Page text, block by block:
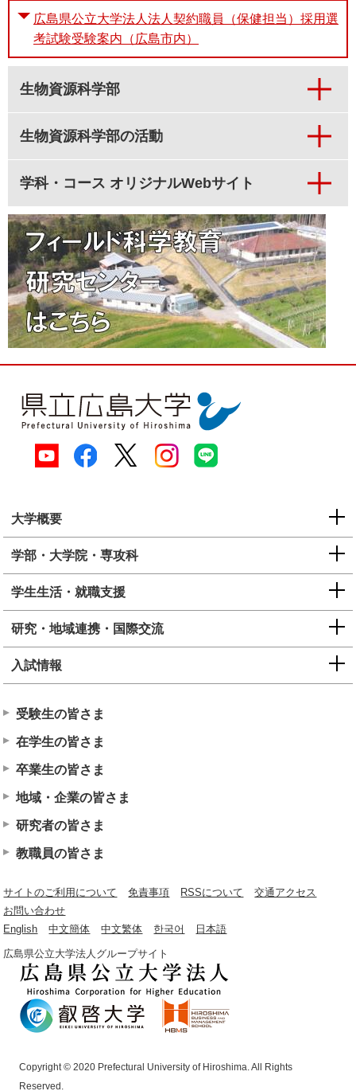
広島県公立大学法人法人契約職員（保健担当）採用選
考試験受験案内（広島市内）
生物資源科学部
生物資源科学部の活動
学科・コース オリジナルWebサイト
大学概要
学部・大学院・専攻科
学生生活・就職支援
研究・地域連携・国際交流
入試情報
受験生の皆さま
在学生の皆さま
卒業生の皆さま
地域・企業の皆さま
研究者の皆さま
教職員の皆さま
サイトのご利用について 免責事項 RSSについて
交通アクセス
お問い合わせ
English
中文簡体 中文繁体 한국어 日本語
広島県公立大学法人グループサイト
Copyright © 2020 Prefectural University of Hiroshima. All Rights
Reserved.